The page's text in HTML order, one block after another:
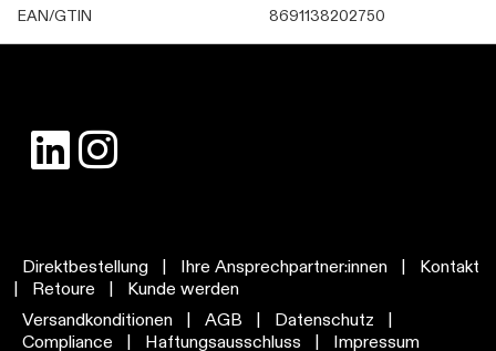
EAN/GTIN 8691138202750
Direktbestellung | Ihre Ansprechpartner:innen |
Kontakt
|
Retoure |
Kunde werden
Versandkonditionen
| AGB | Datenschutz
|
Compliance
| Haftungsausschluss | Impressum